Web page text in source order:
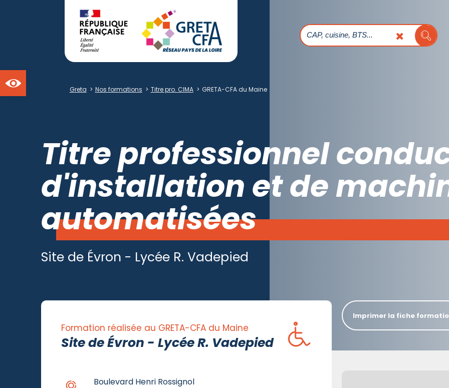
Greta > Nos formations > Titre pro. CIMA > GRETA-CFA du Maine
Titre professionnel
d'installation et de
automatisées
Site de Évron - Lycée R. Vadepied
Formation réalisée au GRETA-CFA du Maine
Site de Évron - Lycée R. Vadepied
Boulevard Henri Rossignol
Imprimer la fiche
Ouvrir la barre d'outils